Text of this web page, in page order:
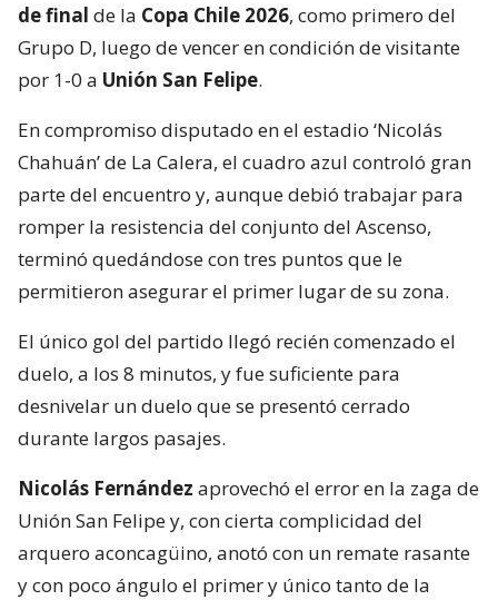
de final de la Copa Chile 2026, como primero del
Grupo D, luego de vencer en condición de visitante
por 1-0 a Unión San Felipe.
En compromiso disputado en el estadio ‘Nicolás
Chahuán’ de La Calera, el cuadro azul controló gran
parte del encuentro y, aunque debió trabajar para
romper la resistencia del conjunto del Ascenso,
terminó quedándose con tres puntos que le
permitieron asegurar el primer lugar de su zona.
El único gol del partido llegó recién comenzado el
duelo, a los 8 minutos, y fue suficiente para
desnivelar un duelo que se presentó cerrado
durante largos pasajes.
Nicolás Fernández aprovechó el error en la zaga de
Unión San Felipe y, con cierta complicidad del
arquero aconcagüino, anotó con un remate rasante
y con poco ángulo el primer y único tanto de la